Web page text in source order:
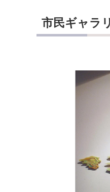
市民ギャラ